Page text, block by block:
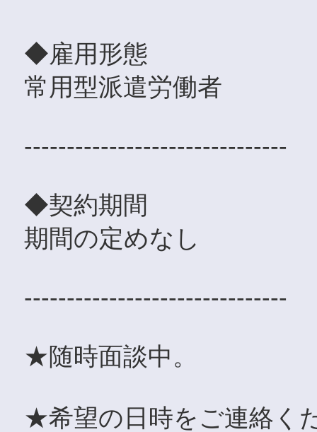
◆雇用形態
常用型派遣労働者
-------------------------------
◆契約期間
期間の定めなし
-------------------------------
★随時面談中。
★希望の日時をご連絡く